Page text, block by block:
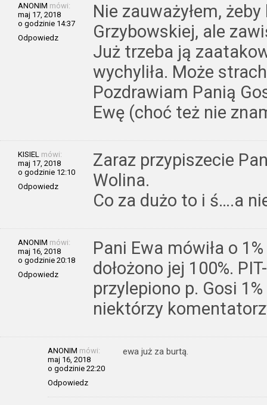
ANONIM mówi:
maj 17, 2018
o godzinie 14:37
Odpowiedz
Nie zauważyłem,
Grzybowskiej, ale
Już trzeba ją
wychyliła. Może
Pozdrawiam Panią
Ewę (choć też nie
KISIEL mówi:
maj 17, 2018
o godzinie 12:10
Odpowiedz
Zaraz przypiszecie
Wolina.
Co za dużo to i ś….a
ANONIM mówi:
maj 16, 2018
o godzinie 20:18
Odpowiedz
Pani Ewa mówiła o
dołożono jej 100%.
przylepiono p. Gosi
niektórzy
ANONIM mówi:
maj 16, 2018
o godzinie 22:20
Odpowiedz
ewa już za burtą.